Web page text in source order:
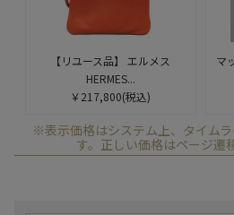
【リユース品】 エルメス
HERMES...
￥217,800(税込)
マ
※表示価格はシステム上、タイム
す。正しい価格はページ遷